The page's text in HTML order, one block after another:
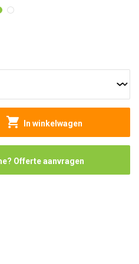
In winkelwagen
Offerte aanvragen